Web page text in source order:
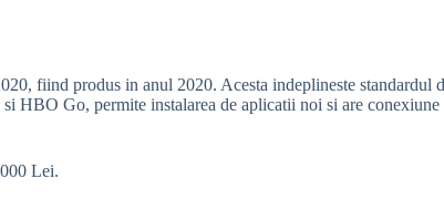
fiind produs in anul 2020. Acesta indeplineste standardul
HBO Go, permite instalarea de aplicatii noi si are conexiune
Lei.